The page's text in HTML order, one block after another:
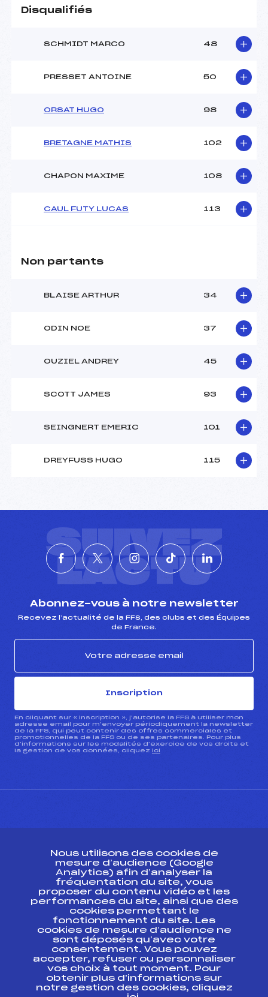
Disqualifiés
SCHMIDT MARCO 48
PRESSET ANTOINE 50
ORSAT HUGO 98
BRETAGNE MATHIS 102
CHAPON MAXIME 108
CAUL FUTY LUCAS 113
Non partants
BLAISE ARTHUR 34
ODIN NOE 37
OUZIEL ANDREY 45
SCOTT JAMES 93
SEINGNERT EMERIC 101
DREYFUSS HUGO 115
SUIVEZ
L'ACTU
Abonnez-vous à notre newsletter
Recevez l’actualité de la FFS, des clubs et des Équipes
de France.
Inscription
En cliquant sur « inscription », j’autorise la FFS à utiliser mon
adresse email pour m’envoyer périodiquement la newsletter
de la FFS, qui peut contenir des offres commerciales et
promotionnelles de la FFS ou de ses partenaires. Pour plus
d’informations sur les modalités d’exercice de vos droits et
la gestion de vos données, cliquez ici
Ressources
Pass’Neige
Projet sportif fédéral
Projet de performance fédéral
Antidopage
Pôle Développement, Formation, Suivi
Scientifique
Listes ministérielles
Pôle vie de l’athlète
Nous utilisons des cookies de
mesure d’audience (Google
Analytics) afin d’analyser la
fréquentation du site, vous
proposer du contenu vidéo et les
performances du site, ainsi que des
cookies permettant le
fonctionnement du site. Les
cookies de mesure d’audience ne
sont déposés qu’avec votre
consentement. Vous pouvez
accepter, refuser ou personnaliser
vos choix à tout moment. Pour
obtenir plus d'informations sur
notre gestion des cookies, cliquez